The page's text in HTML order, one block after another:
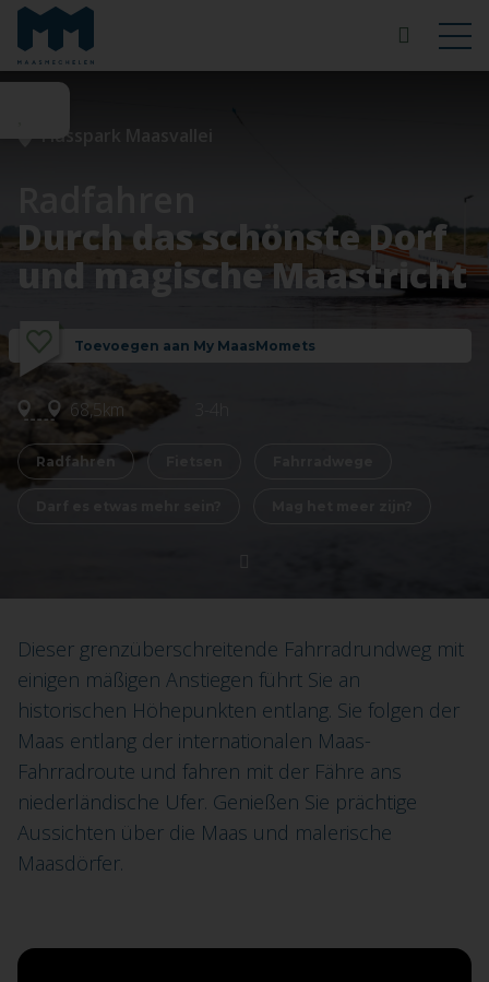
Flusspark Maasvallei
Durch das schönste Dorf
und magische Maastricht
Toevoegen aan My MaasMomets
68,5km
Radfahren
Dieser grenzüberschreitende Fahrradrundweg mit
einigen mäßigen Anstiegen führt Sie an
historischen Höhepunkten entlang. Sie folgen der
Maas entlang der internationalen Maas-
Fahrradroute und fahren mit der Fähre ans
niederländische Ufer. Genießen Sie prächtige
Aussichten über die Maas und malerische
Maasdörfer.